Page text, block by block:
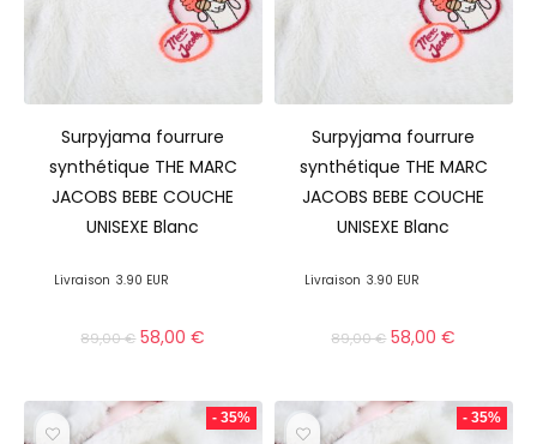
Surpyjama fourrure
synthétique THE MARC
JACOBS BEBE COUCHE
UNISEXE Blanc
Livraison 3.90 EUR
89,00€ 58,00€
Surpyjama fourrure
synthétique THE MARC
JACOBS BEBE COUCHE
UNISEXE Blanc
Livraison 3.90 EUR
89,00€ 58,00€
- 35% - 35%